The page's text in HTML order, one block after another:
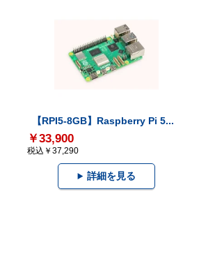
【RPI5-8GB】Raspberry Pi 5...
￥33,900
税込￥37,290
詳細を見る